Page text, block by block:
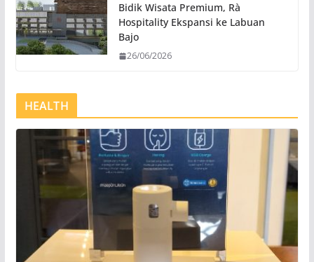
Bidik Wisata Premium, Rà
Hospitality Ekspansi ke Labuan
Bajo
26/06/2026
HEALTH